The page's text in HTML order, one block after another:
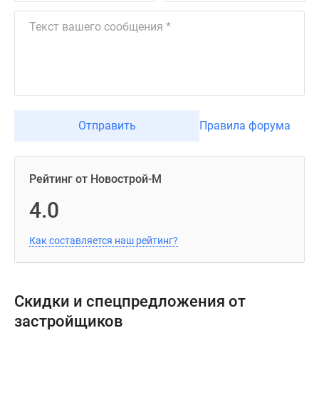
Отправить Правила форума
Рейтинг от Новострой-М
4.0
Как составляется наш рейтинг?
Скидки и спецпредложения от
застройщиков